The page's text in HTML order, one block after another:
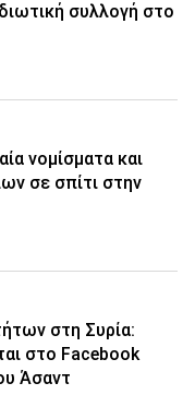
συλλογή στο
νομίσματα και
σε σπίτι στην
στη Συρία:
στο Facebook
Άσαντ